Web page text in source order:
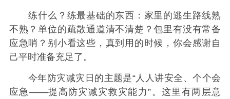
练什么？练最基础的东西：家里的逃生路线熟
不熟？单位的疏散通道清不清楚？包里有没有常备
应急哨？别小看这些，真到用的时候，你会感谢自
己平时准备充足了。
今年防灾减灾日的主题是“人人讲安全、个个会
应急——提高防灾减灾救灾能力”。这里有两层意